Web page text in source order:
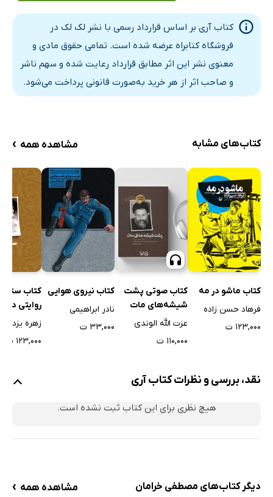
خانه ملت
تمبر های تاریخی
تاریخِ سکه و اسکناس
کتاب آری بر اساس قرارداد رسمی با نشر لک لک در
فروشگاه کتابراه عرضه شده است. تمامی حقوق مادی و
معنوی نشر این اثر مطابق قرارداد رعایت شده و سهم ناشر
و صاحب اثر از هر خرید به‌صورت قانونی پرداخت می‌شود.
کتاب‌های مشابه مشاهده همه ›
کتاب ماشو در مه
فرهاد حسن زاده
۱۲۳,۰۰۰ ت
کتاب صوتی پشت
شیشه‌های مات
عزت الله الوندی
۱۱۰,۰۰۰ ت
کتاب نیروی هوایی
نادر ابراهیمی
۳۳,۰۰۰ ت
کتاب
روایتی
زندگی
۱۲۳,۰۰۰ ت
نقد، بررسی و نظرات کتاب آری
هیچ نظری برای این کتاب ثبت نشده است.
دیگر کتاب‌های مصطفی خرامان مشاهده همه ›